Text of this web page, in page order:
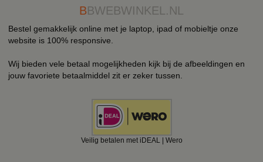
BBWEBWINKEL.NL
Bestel gemakkelijk online met je laptop, ipad of mobieltje onze
website is 100% responsive.
Wij bieden vele betaal mogelijkheden kijk bij de afbeeldingen en
jouw favoriete betaalmiddel zit er zeker tussen.
Veilig betalen met iDEAL | Wero